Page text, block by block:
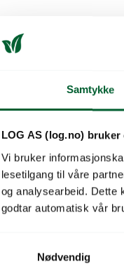
Samtykke
LOG AS (log.no)
Vi bruker
lesetilgang til våre
og analysearbeid. Dette
godtar automatisk vår
Nødvendig